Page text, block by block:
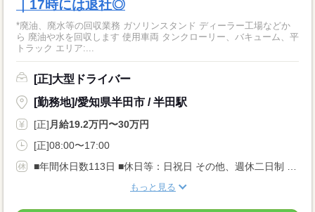
｜17時には退社◎
*廃油、廃水等の回収業務 ガソリンスタンド ディーラー工場などか
ら 廃油や水を回収します 使用車両 タンクローリー、バキューム、平
トラック エリア:...
[正]大型ドライバー
[勤務地]/愛知県半田市 / 半田駅
[正] 月給19.2万円〜30万円
[正]08:00〜17:00
もっと見る